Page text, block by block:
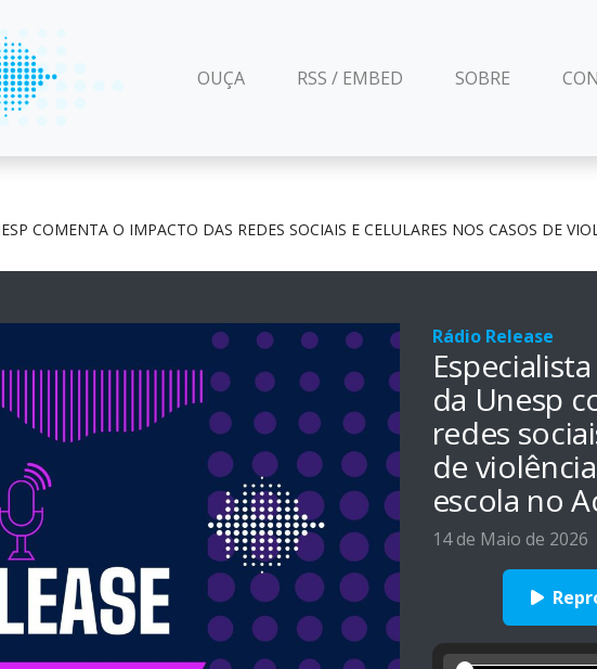
OUÇA(CURRENT)RSS / EMBED SOBRE
COMENTA O IMPACTO DAS REDES SOCIAIS E CELULARES NOS CASOS DE
Rádio Release
da Unesp
redes
de
escola no
14 de Maio de 2026